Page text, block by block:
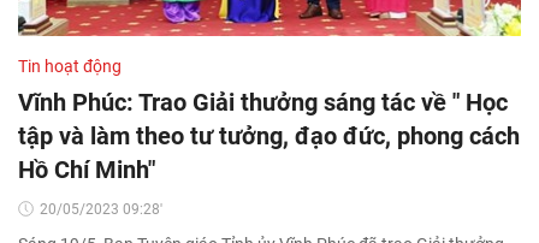
Tin hoạt động
Vĩnh Phúc: Trao Giải thưởng sáng tác về " Học
tập và làm theo tư tưởng, đạo đức, phong cách
Hồ Chí Minh"
20/05/2023 09:28'